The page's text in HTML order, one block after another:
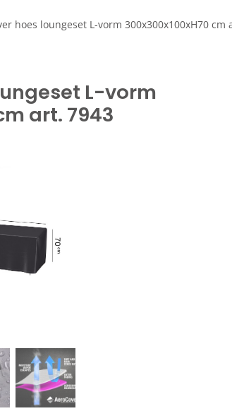
hoes loungeset L-vorm 300x300x100xH70 cm
L-vorm
art. 7943